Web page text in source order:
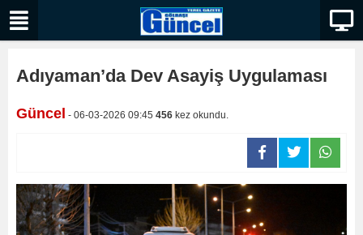
Adıyaman’da Dev Asayiş Uygulaması
Güncel - 06-03-2026 09:45 456 kez okundu.